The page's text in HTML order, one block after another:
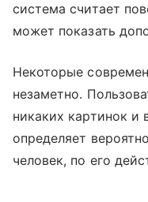
система считает
может показать
Некоторые
незаметно.
никаких картинок и
определяет
человек, по его